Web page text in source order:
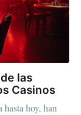
las
Casinos
hasta hoy, han